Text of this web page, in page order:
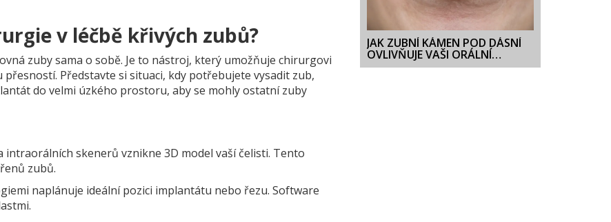
v léčbě křivých zubů?
zuby sama o sobě. Je to nástroj, který umožňuje chirurgovi
Představte si situaci, kdy potřebujete vysadit zub,
do velmi úzkého prostoru, aby se mohly ostatní zuby
intraorálních skenerů vznikne 3D model vaší čelisti. Tento
zubů.
naplánuje ideální pozici implantátu nebo řezu. Software
JAK ZUBNÍ KÁMEN POD DÁSNÍ
OVLIVŇUJE VAŠI ORÁLNÍ
HYGIENU